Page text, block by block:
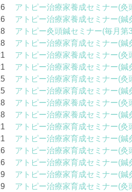
アトピー治療家養成セミナー(灸
アトピー治療家養成セミナー(鍼
アトピー灸頭鍼セミナー(毎月第
アトピー治療家育成セミナー(鍼
アトピー治療家養成セミナー(灸
アトピー治療家養成セミナー(鍼
アトピー治療家育成セミナー(灸
アトピー治療家育成セミナー(鍼
アトピー治療家養成セミナー(灸
アトピー治療家養成セミナー(鍼
アトピー治療家育成セミナー(灸
アトピー治療家育成セミナー(鍼
アトピー治療家育成セミナー(灸
アトピー治療家育成セミナー(鍼
アトピー治療家育成セミナー(鍼
アトピー治療家育成セミナー(灸